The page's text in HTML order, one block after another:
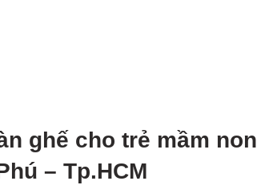
ghế cho trẻ mầm
– Tp.HCM